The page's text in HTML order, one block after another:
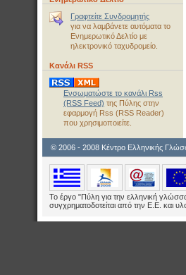
Γραφτείτε Συνδρομητής
για να λαμβάνετε αυτόματα το
Ενημερωτικό Δελτίο με
ηλεκτρονικό ταχυδρομείο.
Κανάλι RSS
Ενσωματώστε το κανάλι Rss
(RSS Feed) της Πύλης στην
εφαρμογή Rss (RSS Reader)
που χρησιμοποιείτε.
© 2006 - 2008 Κέντρο Ελληνικής
Το έργο "Πύλη για την ελληνική
συγχρηματοδοτείται από την Ε.E. και